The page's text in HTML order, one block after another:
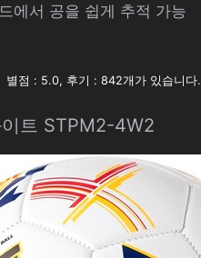
에서 공을 쉽게 추적 가능
별점 : 5.0, 후기 : 842개가 있습니다.
트 STPM2-4W2